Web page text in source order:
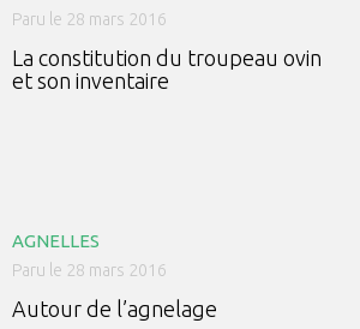
Paru le 28 mars 2016
La constitution du troupeau ovin
et son inventaire
AGNELLES
Paru le 28 mars 2016
Autour de l’agnelage